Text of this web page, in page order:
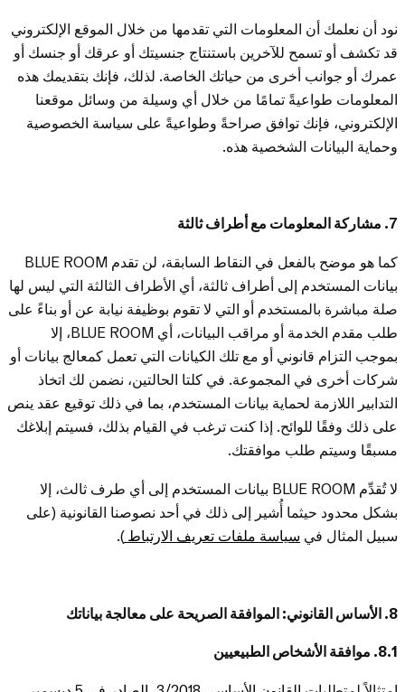
نود أن نعلمك أن المعلومات التي تقدمها من خلال الموقع الإلكتروني
قد تكشف أو تسمح للآخرين باستنتاج جنسيتك أو عرقك أو جنسك أو
عمرك أو جوانب أخرى من حياتك الخاصة. لذلك، فإنك بتقديمك هذه
المعلومات طواعيةً تمامًا من خلال أي وسيلة من وسائل موقعنا
الإلكتروني، فإنك توافق صراحةً وطواعيةً على سياسة الخصوصية
وحماية البيانات الشخصية هذه.
7. مشاركة المعلومات مع أطراف ثالثة
كما هو موضح بالفعل في النقاط السابقة، لن تقدم BLUE ROOM
بيانات المستخدم إلى أطراف ثالثة، أي الأطراف الثالثة التي ليس لها
صلة مباشرة بالمستخدم أو التي لا تقوم بوظيفة نيابة عن أو بناءً على
طلب مقدم الخدمة أو مراقب البيانات، أي BLUE ROOM، إلا
بموجب التزام قانوني أو مع تلك الكيانات التي تعمل كمعالج بيانات أو
شركات أخرى في المجموعة. في كلتا الحالتين، نضمن لك اتخاذ
التدابير اللازمة لحماية بيانات المستخدم، بما في ذلك توقيع عقد ينص
على ذلك وفقًا للوائح. إذا كنت ترغب في القيام بذلك، فسيتم إبلاغك
مسبقًا وسيتم طلب موافقتك.
لا تُقدِّم BLUE ROOM بيانات المستخدم إلى أي طرف ثالث، إلا
بشكل محدود حيثما أُشير إلى ذلك في أحد نصوصنا القانونية (على
سبيل المثال في سياسة ملفات تعريف الارتباط).
8. الأساس القانوني: الموافقة الصريحة على معالجة بياناتك
8.1. موافقة الأشخاص الطبيعيين